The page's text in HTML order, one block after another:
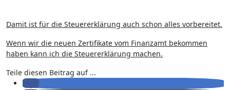
Damit ist für die Steuererklärung auch schon alles vorbereitet.
Wenn wir die neuen Zertifikate vom Finanzamt bekommen
haben kann ich die Steuererklärung machen.
Teile diesen Beitrag auf ...